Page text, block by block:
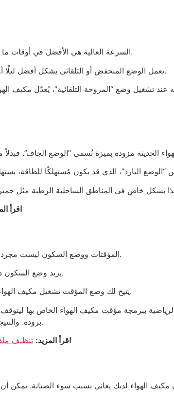
السرعة العالية هي الأفضل في أوقات ما بعد الظهيرة شديدة الحرارة، حيث تساعد على تدوير الهواء بشكل أسرع.
يعمل الوضع المنخفض أو التلقائي بشكل أفضل ليلًا أو في الطقس المعتدل، حيث يستهلك طاقة أقل مع الحفاظ على الراحة.
اقرأ
المؤقتات ووضع السكون ليست مجرد “أزرار إضافية” في جهاز التحكم عن بُعد، بل هي مُوفّرات طاقة مدمجة.
يزيد وضع السكون درجة الحرارة المحددة تدريجيًا طوال الليل، متزامنًا مع احتياجات جسمك.
يتيح لك وضع المؤقت تشغيل مكيف الهواء فقط عند الضرورة، مثل تشغيله قبل 30 دقيقة من العودة إلى المنزل.
ببرمجة مؤقت مكيف الهواء الخاص بها
برودة. والنتيجة؟ انخفاض بنسبة 15% في فاتورة ديوا الشهرية لهيئة كهرباء ومياه دبي.
اقرأ المزيد: تنظيف
الهواء لديك يعاني بسبب سوء الصيانة. يمكن أن